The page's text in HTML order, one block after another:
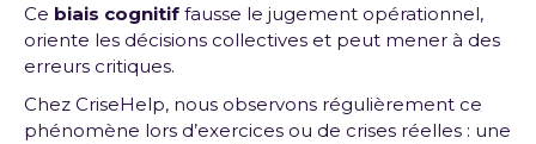
Ce biais cognitif fausse le jugement opérationnel,
oriente les décisions collectives et peut mener à des
erreurs critiques.
Chez CriseHelp, nous observons régulièrement ce
phénomène lors d’exercices ou de crises réelles : une